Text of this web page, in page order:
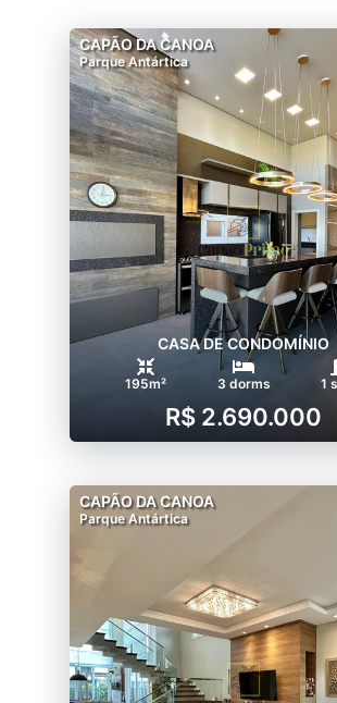
CAPÃO DA CANOA
Parque Antártica
CASA DE CONDOMÍNIO
195m² 3 dorms 1
R$ 2.690.000
CAPÃO DA CANOA
Parque Antártica